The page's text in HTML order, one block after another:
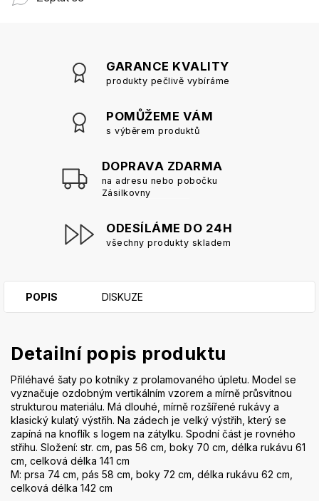
GARANCE KVALITY
produkty pečlivě vybíráme
POMŮŽEME VÁM
s výběrem produktů
DOPRAVA ZDARMA
na adresu nebo pobočku
Zásilkovny
ODESÍLÁME DO 24H
všechny produkty skladem
POPIS DISKUZE
Detailní popis produktu
Přiléhavé šaty po kotníky z prolamovaného úpletu. Model se
vyznačuje ozdobným vertikálním vzorem a mírně průsvitnou
strukturou materiálu. Má dlouhé, mírně rozšířené rukávy a
klasický kulatý výstřih. Na zádech je velký výstřih, který se
zapíná na knoflík s logem na zátylku. Spodní část je rovného
střihu. Složení: str. cm, pas 56 cm, boky 70 cm, délka rukávu 61
cm, celková délka 141 cm
M: prsa 74 cm, pás 58 cm, boky 72 cm, délka rukávu 62 cm,
celková délka 142 cm